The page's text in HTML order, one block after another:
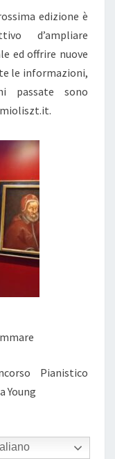
edizione è
d’ampliare
ed offrire nuove
le informazioni,
passate sono
Pianistico
Young